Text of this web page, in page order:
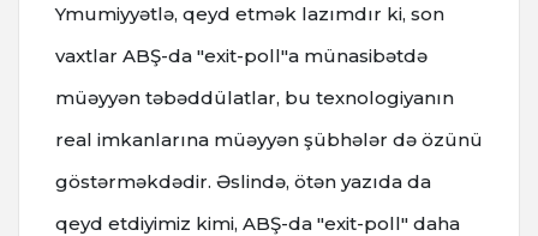
Ymumiyyətlə, qeyd etmək lazımdır ki, son
vaxtlar ABŞ-da "exit-poll"a münasibətdə
müəyyən təbəddülatlar, bu texnologiyanın
real imkanlarına müəyyən şübhələr də özünü
göstərməkdədir. Əslində, ötən yazıda da
qeyd etdiyimiz kimi, ABŞ-da "exit-poll" daha